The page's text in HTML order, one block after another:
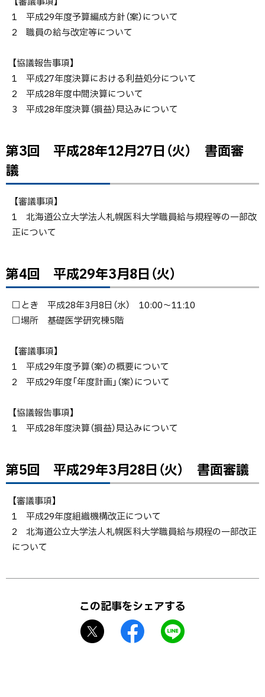
第2
回
平成
年
12
月8
日
第3
回
28年
12月
27日
書面
審議
回
平成
年3
月8
日
第5
平成
29年3
月28
日
（火）
書面
1 平成29年度予算編成方針（案）について
2 職員の給与改定等について
【協議報告事項】
1 平成27年度決算における利益処分について
2 平成28年度中間決算について
3 平成28年度決算（損益）見込みについて
ト
ッ
プ
に
戻
第3回 平成28年12月27日（火） 書面審
議
【審議事項】
1 北海道公立大学法人札幌医科大学職員給与規程等の一部改
正について
ト
ッ
プ
に
る
第4回 平成29年3月8日（火）
□とき 平成28年3月8日（水） 10:00～11:10
□場所 基礎医学研究棟5階
【審議事項】
1 平成29年度予算（案）の概要について
2 平成29年度「年度計画」（案）について
【協議報告事項】
1 平成28年度決算（損益）見込みについて
ト
ッ
プ
に
戻
る
第5回 平成29年3月28日（火） 書面審議
【審議事項】
1 平成29年度組織機構改正について
2 北海道公立大学法人札幌医科大学職員給与規程の一部改正
について
この記事をシェアする